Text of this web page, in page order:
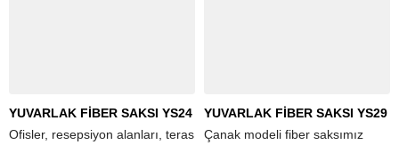
YUVARLAK FİBER SAKSI YS24
Ofisler, resepsiyon alanları, teras
YUVARLAK FİBER SAKSI YS29
Çanak modeli fiber saksımız